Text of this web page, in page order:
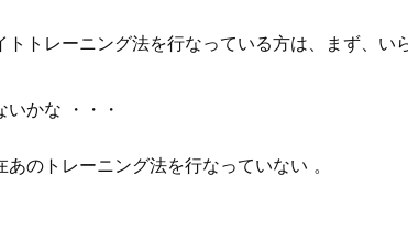
トトレーニング法を行なっている方は、まず、い
かな ・・・
のトレーニング法を行なっていない 。